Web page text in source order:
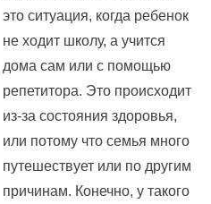
это ситуация, когда ребенок
не ходит школу, а учится
дома сам или с помощью
репетитора. Это происходит
из-за состояния здоровья,
или потому что семья много
путешествует или по другим
причинам. Конечно, у такого